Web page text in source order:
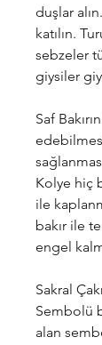
duşlar
katılın.
sebzeler
giysiler
Saf
Kolye hiç
ile
bakır ile
engel
Sakral
Sembolü
alan